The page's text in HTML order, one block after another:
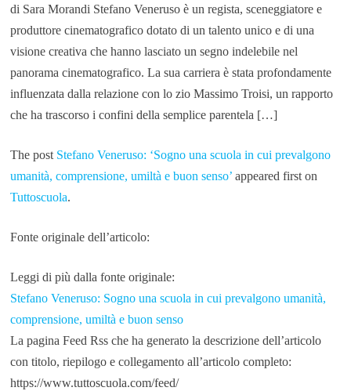
di Sara Morandi Stefano Veneruso è un regista, sceneggiatore e
produttore cinematografico dotato di un talento unico e di una
visione creativa che hanno lasciato un segno indelebile nel
panorama cinematografico. La sua carriera è stata profondamente
influenzata dalla relazione con lo zio Massimo Troisi, un rapporto
che ha trascorso i confini della semplice parentela […]
The post Stefano Veneruso: ‘Sogno una scuola in cui prevalgono
umanità, comprensione, umiltà e buon senso’appeared first on
Tuttoscuola.
Fonte originale dell’articolo:
Leggi di più dalla fonte originale:
Stefano Veneruso: Sogno una scuola in cui prevalgono umanità,
comprensione, umiltà e buon senso
La pagina Feed Rss che ha generato la descrizione dell’articolo
con titolo, riepilogo e collegamento all’articolo completo:
https://www.tuttoscuola.com/feed/